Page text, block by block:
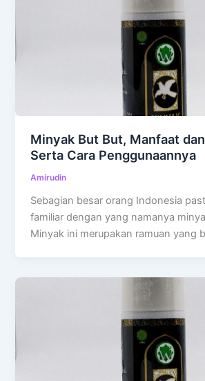
Minyak But But, Manfaat
Serta Cara Penggunaannya
Amirudin
Sebagian besar orang Indonesia
familiar dengan yang namanya
Minyak ini merupakan ramuan yang